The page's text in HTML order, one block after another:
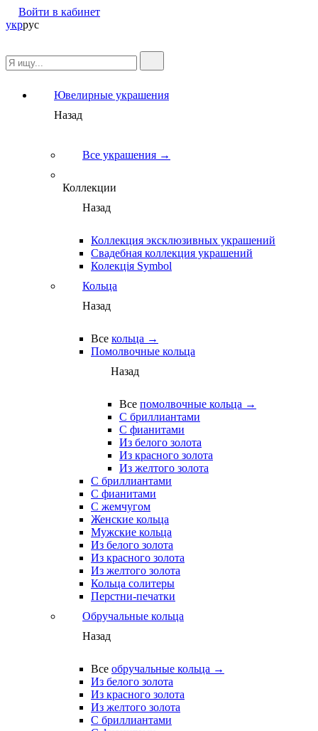
Войти в кабинет
укррус
Ювелирные украшения
Назад
Все украшения →
Коллекции
Назад
Коллекция эксклюзивных украшений
Свадебная коллекция украшений
Колекція Symbol
Кольца
Назад
Все кольца →
Помолвочные кольца
Назад
Все помолвочные кольца →
С бриллиантами
С фианитами
Из белого золота
Из красного золота
Из желтого золота
С бриллиантами
С фианитами
С жемчугом
Женские кольца
Мужские кольца
Из белого золота
Из красного золота
Из желтого золота
Кольца солитеры
Перстни-печатки
Обручальные кольца
Назад
Все обручальные кольца →
Из белого золота
Из красного золота
Из желтого золота
С бриллиантами